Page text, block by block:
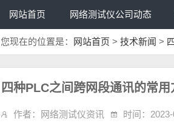
网站首页 网络测试仪公司动态
您现在的位置是： 网站首页 > 技术新闻 >
四种PLC之间跨网段通讯的常
作者：网络测试仪资讯 时间：